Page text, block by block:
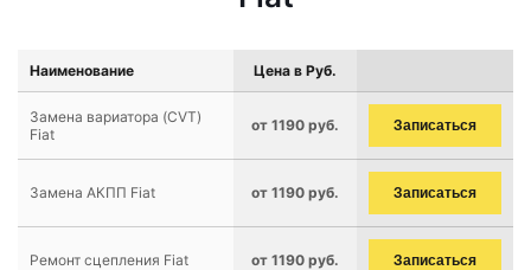
Наименование Цена в Руб.
Замена вариатора (CVT)
Fiat
от 1190 руб. Записаться
Замена АКПП Fiat от 1190 руб. Записаться
Ремонт сцепления Fiat от 1190 руб. Записаться